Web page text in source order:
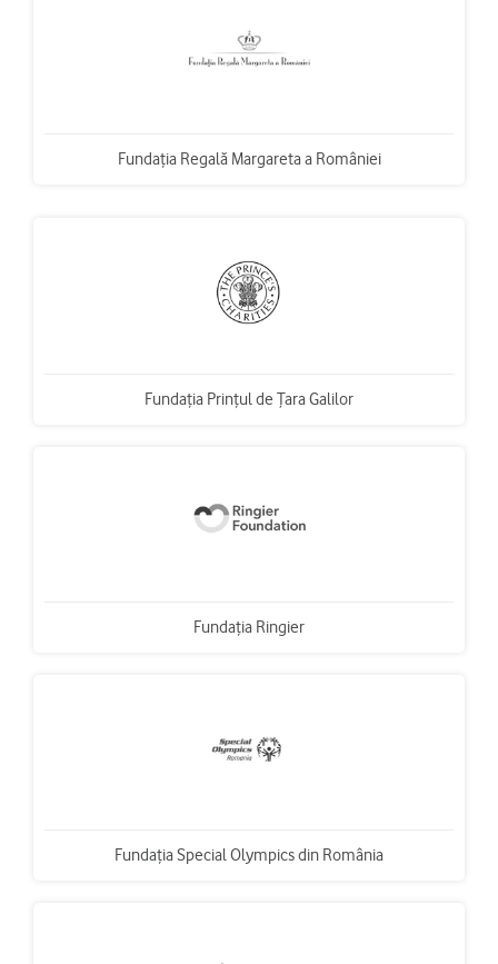
Fundația Regală Margareta a României
Fundaţia Prinţul de Țara Galilor
Fundația Ringier
Fundaţia Special Olympics din România